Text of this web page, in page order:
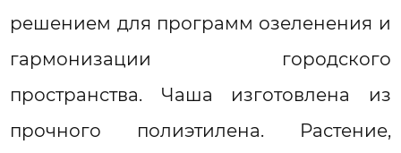
решением для программ озеленения и
гармонизации городского
пространства. Чаша изготовлена из
прочного полиэтилена. Растение,